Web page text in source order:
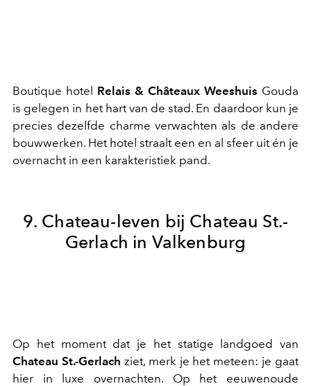
Boutique hotel Relais & Châteaux Weeshuis Gouda
is gelegen in het hart van de stad. En daardoor kun je
precies dezelfde charme verwachten als de andere
bouwwerken. Het hotel straalt een en al sfeer uit én je
overnacht in een karakteristiek pand.
9. Chateau-leven bij Chateau St.-
Gerlach in Valkenburg
Op het moment dat je het statige landgoed van
Chateau St.-Gerlach ziet, merk je het meteen: je gaat
hier in luxe overnachten. Op het eeuwenoude